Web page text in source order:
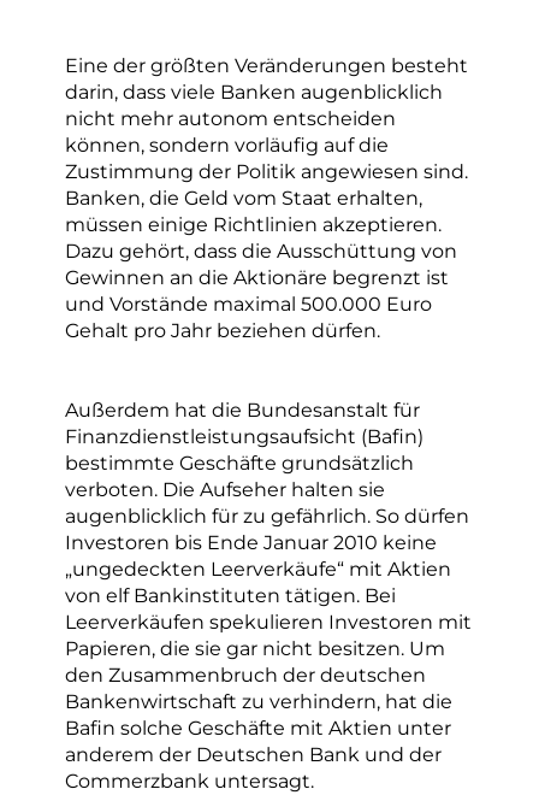
Eine der größten Veränderungen besteht
darin, dass viele Banken augenblicklich
nicht mehr autonom entscheiden
können, sondern vorläufig auf die
Zustimmung der Politik angewiesen sind.
Banken, die Geld vom Staat erhalten,
müssen einige Richtlinien akzeptieren.
Dazu gehört, dass die Ausschüttung von
Gewinnen an die Aktionäre begrenzt ist
und Vorstände maximal 500.000 Euro
Gehalt pro Jahr beziehen dürfen.
Außerdem hat die Bundesanstalt für
Finanzdienstleistungsaufsicht (Bafin)
bestimmte Geschäfte grundsätzlich
verboten. Die Aufseher halten sie
augenblicklich für zu gefährlich. So dürfen
Investoren bis Ende Januar 2010 keine
„ungedeckten Leerverkäufe“ mit Aktien
von elf Bankinstituten tätigen. Bei
Leerverkäufen spekulieren Investoren mit
Papieren, die sie gar nicht besitzen. Um
den Zusammenbruch der deutschen
Bankenwirtschaft zu verhindern, hat die
Bafin solche Geschäfte mit Aktien unter
anderem der Deutschen Bank und der
Commerzbank untersagt.